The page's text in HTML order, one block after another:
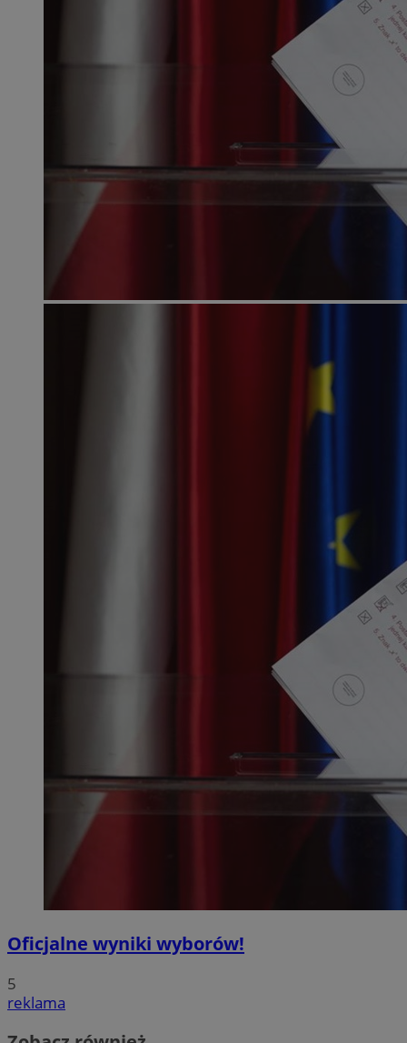
Oficjalne wyniki wyborów!
5
reklama